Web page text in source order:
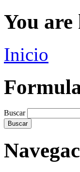
You are
Inicio
Buscar